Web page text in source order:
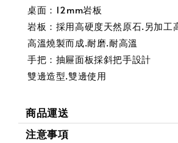
桌面：12mm岩板
岩板：採用高硬度天然原石.另加工
高溫燒製而成.耐磨.耐高溫
手把：抽屜面板採斜把手設計
雙邊造型.雙邊使用
商品運送
注意事項